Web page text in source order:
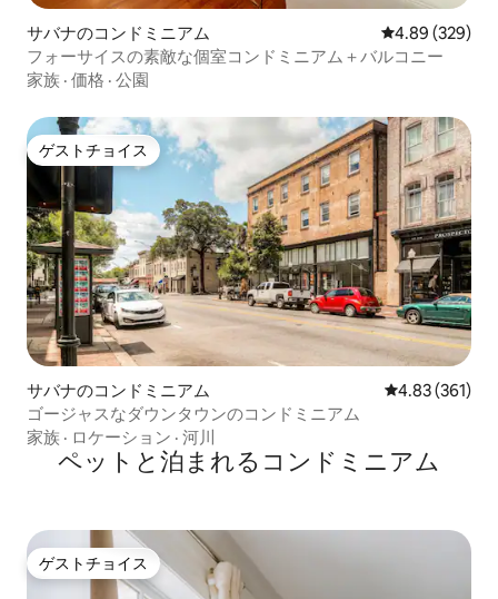
サバナのコンドミニアム レビュー329
4.89 (329)
フォーサイスの素敵な個室コンドミニアム＋バルコニー
家族 · 価格 · 公園
ゲストチョイス
ゲストチョイス
サバナのコンドミニアム レビュー361
4.83 (361)
ゴージャスなダウンタウンのコンドミニアム
家族 · ロケーション · 河川
ペットと泊まれるコンドミニアム
ゲストチョイス
ゲストチョイス